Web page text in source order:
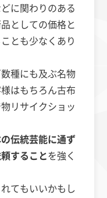
に関わりのある
としての価格と
とも少なくあり
種にも及ぶ名物
はもちろん古布
リサイクショッ
伝統芸能に通ず
することを強く
てもいいかもし